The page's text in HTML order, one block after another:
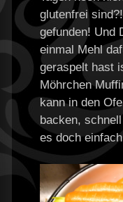
glutenfrei
gefunden! Und
einmal Mehl
geraspelt hast
Möhrchen
kann in den
backen,
es doch